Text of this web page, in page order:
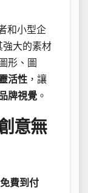
和小型企
強大的素材
形、圖
活性 ，讓
牌視覺 。
意無
免費到付